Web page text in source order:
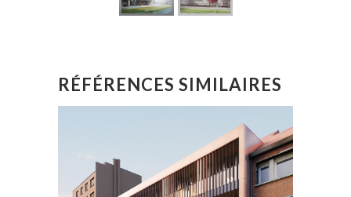
RÉFÉRENCES SIMILAIRES
TRIBUNAL DE COMMERCE ET
CONSEIL DES PRUD’HOMMES